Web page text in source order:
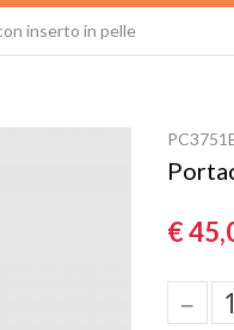
inserto in pelle
€
–